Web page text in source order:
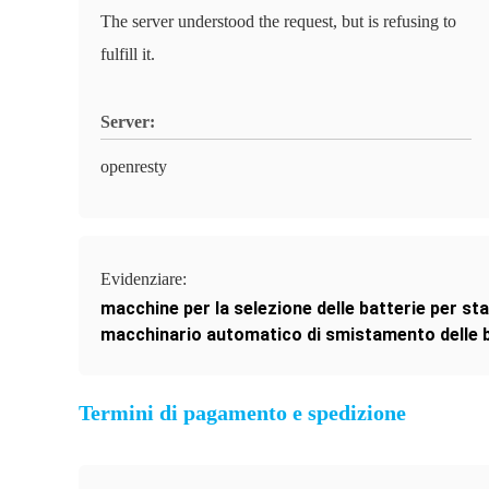
The server understood the request, but is refusing to
fulfill it.
Server:
openresty
Evidenziare:
macchine per la selezione delle batterie per
macchinario automatico di smistamento delle
Termini di pagamento e spedizione